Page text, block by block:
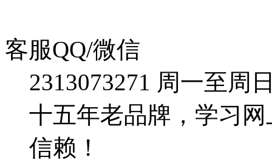
客服QQ/微信
2313073271 周一至周
十五年老品牌，学习
信赖！